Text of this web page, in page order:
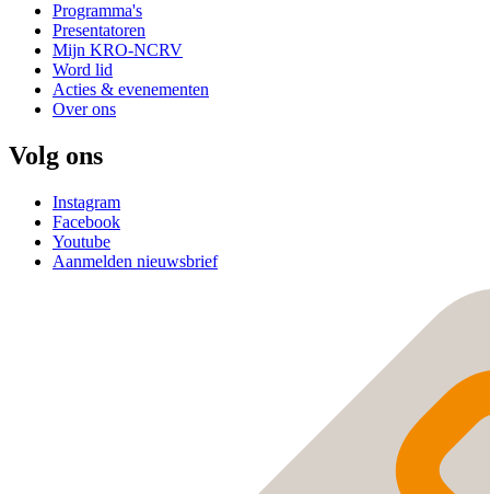
Programma's
Presentatoren
Mijn KRO-NCRV
Word lid
Acties & evenementen
Over ons
Volg ons
Instagram
Facebook
Youtube
Aanmelden nieuwsbrief